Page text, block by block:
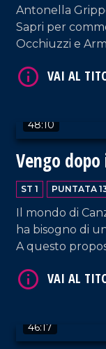
Antonella
Sapri per
Occhiuzzi e
48:10
Vengo dopo
ST 1 PUNTATA
Il mondo di
ha bisogno di
A questo
Spazio anche a
46:17
VAI AL TITOLO
VAI AL TITOLO